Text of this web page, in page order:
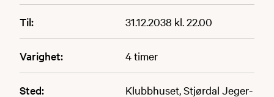
Til: 31.12.2038 kl. 22.00
Varighet: 4 timer
Sted:
Klubbhuset, Stjørdal Jeger-